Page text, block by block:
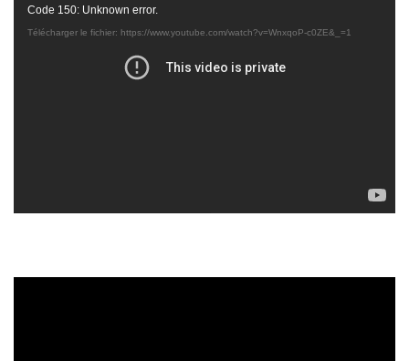
Lecteur
vidéo
Code 150: Unknown error.
Télécharger le fichier: https://www.youtube.com/watch?v=WnxqoP-c0ZE&_=1